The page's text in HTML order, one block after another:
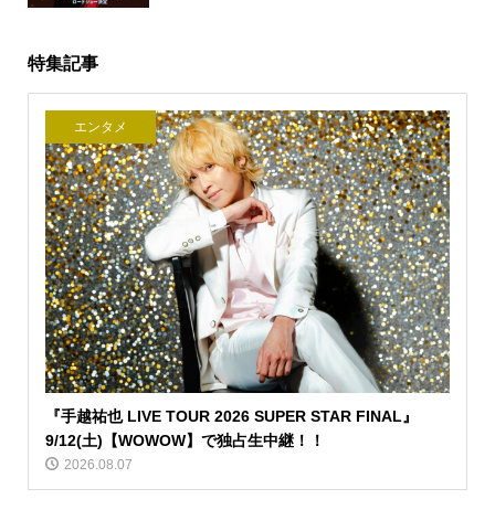
特集記事
エンタメ
『手越祐也 LIVE TOUR 2026 SUPER STAR FINAL』
9/12(土)【WOWOW】で独占生中継！！
2026.08.07